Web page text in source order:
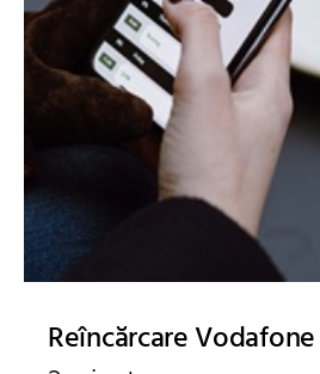
Reîncărcare